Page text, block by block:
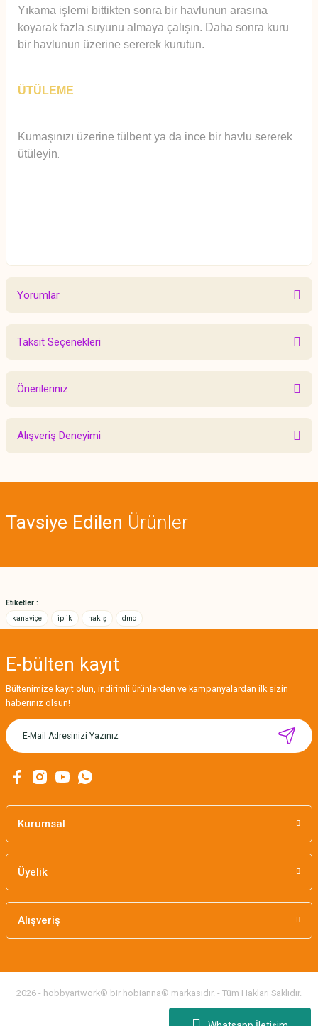
Yıkama işlemi bittikten sonra bir havlunun arasına
koyarak fazla suyunu almaya çalışın. Daha sonra kuru
bir havlunun üzerine sererek kurutun.
ÜTÜLEME
Kumaşınızı üzerine tülbent ya da ince bir havlu sererek
ütüleyin.
Yorumlar
Taksit Seçenekleri
Önerileriniz
Bu ürünün fiyat bilgisi, resim, ürün açıklamalarında ve diğer konularda
yetersiz gördüğünüz noktaları öneri formunu kullanarak tarafımıza
Ürün açıklamasında eksik bilgiler bulunuyor.
Alışveriş Deneyimi
Tavsiye Edilen Ürünler
MIKNATISLI İĞNE TUTUCU-BAHAR
Etiketler :
kanaviçe
iplik nakış dmc
E-bülten kayıt
Bültenimize kayıt olun, indirimli ürünlerden ve kampanyalardan ilk sizin
haberiniz olsun!
Kurumsal
Üyelik
Alışveriş
2026 - hobbyartwork® bir hobianna® markasıdır. - Tüm Hakları Saklıdır.